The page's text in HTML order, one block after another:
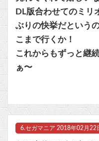
DL版合わせてのミリ
ぶりの快挙だという
こまで行くか！
これからもずっと継
ぁ〜
6.セガマニア 2018年02月22